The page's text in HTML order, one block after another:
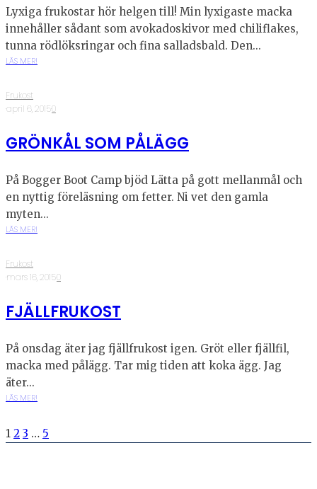
Lyxiga frukostar hör helgen till! Min lyxigaste macka
innehåller sådant som avokadoskivor med chiliflakes,
tunna rödlöksringar och fina salladsbald. Den...
LÄS MER!
Frukost
·april 6, 2015·0
GRÖNKÅL SOM PÅLÄGG
På Bogger Boot Camp bjöd Lätta på gott mellanmål och
en nyttig föreläsning om fetter. Ni vet den gamla
myten...
LÄS MER!
Frukost
·mars 16, 2015·0
FJÄLLFRUKOST
På onsdag äter jag fjällfrukost igen. Gröt eller fjällfil,
macka med pålägg. Tar mig tiden att koka ägg. Jag
äter...
LÄS MER!
1 2 3 … 5